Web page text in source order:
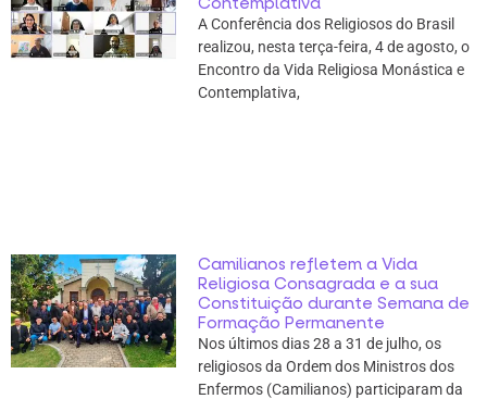
A Conferência dos Religiosos do Brasil
realizou, nesta terça-feira, 4 de agosto, o
Encontro da Vida Religiosa Monástica e
Contemplativa,
Camilianos refletem a Vida
Religiosa Consagrada e a sua
Constituição durante Semana de
Formação Permanente
Nos últimos dias 28 a 31 de julho, os
religiosos da Ordem dos Ministros dos
Enfermos (Camilianos) participaram da